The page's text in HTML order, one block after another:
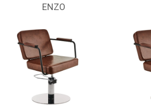
ENZO